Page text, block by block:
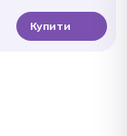
Купити